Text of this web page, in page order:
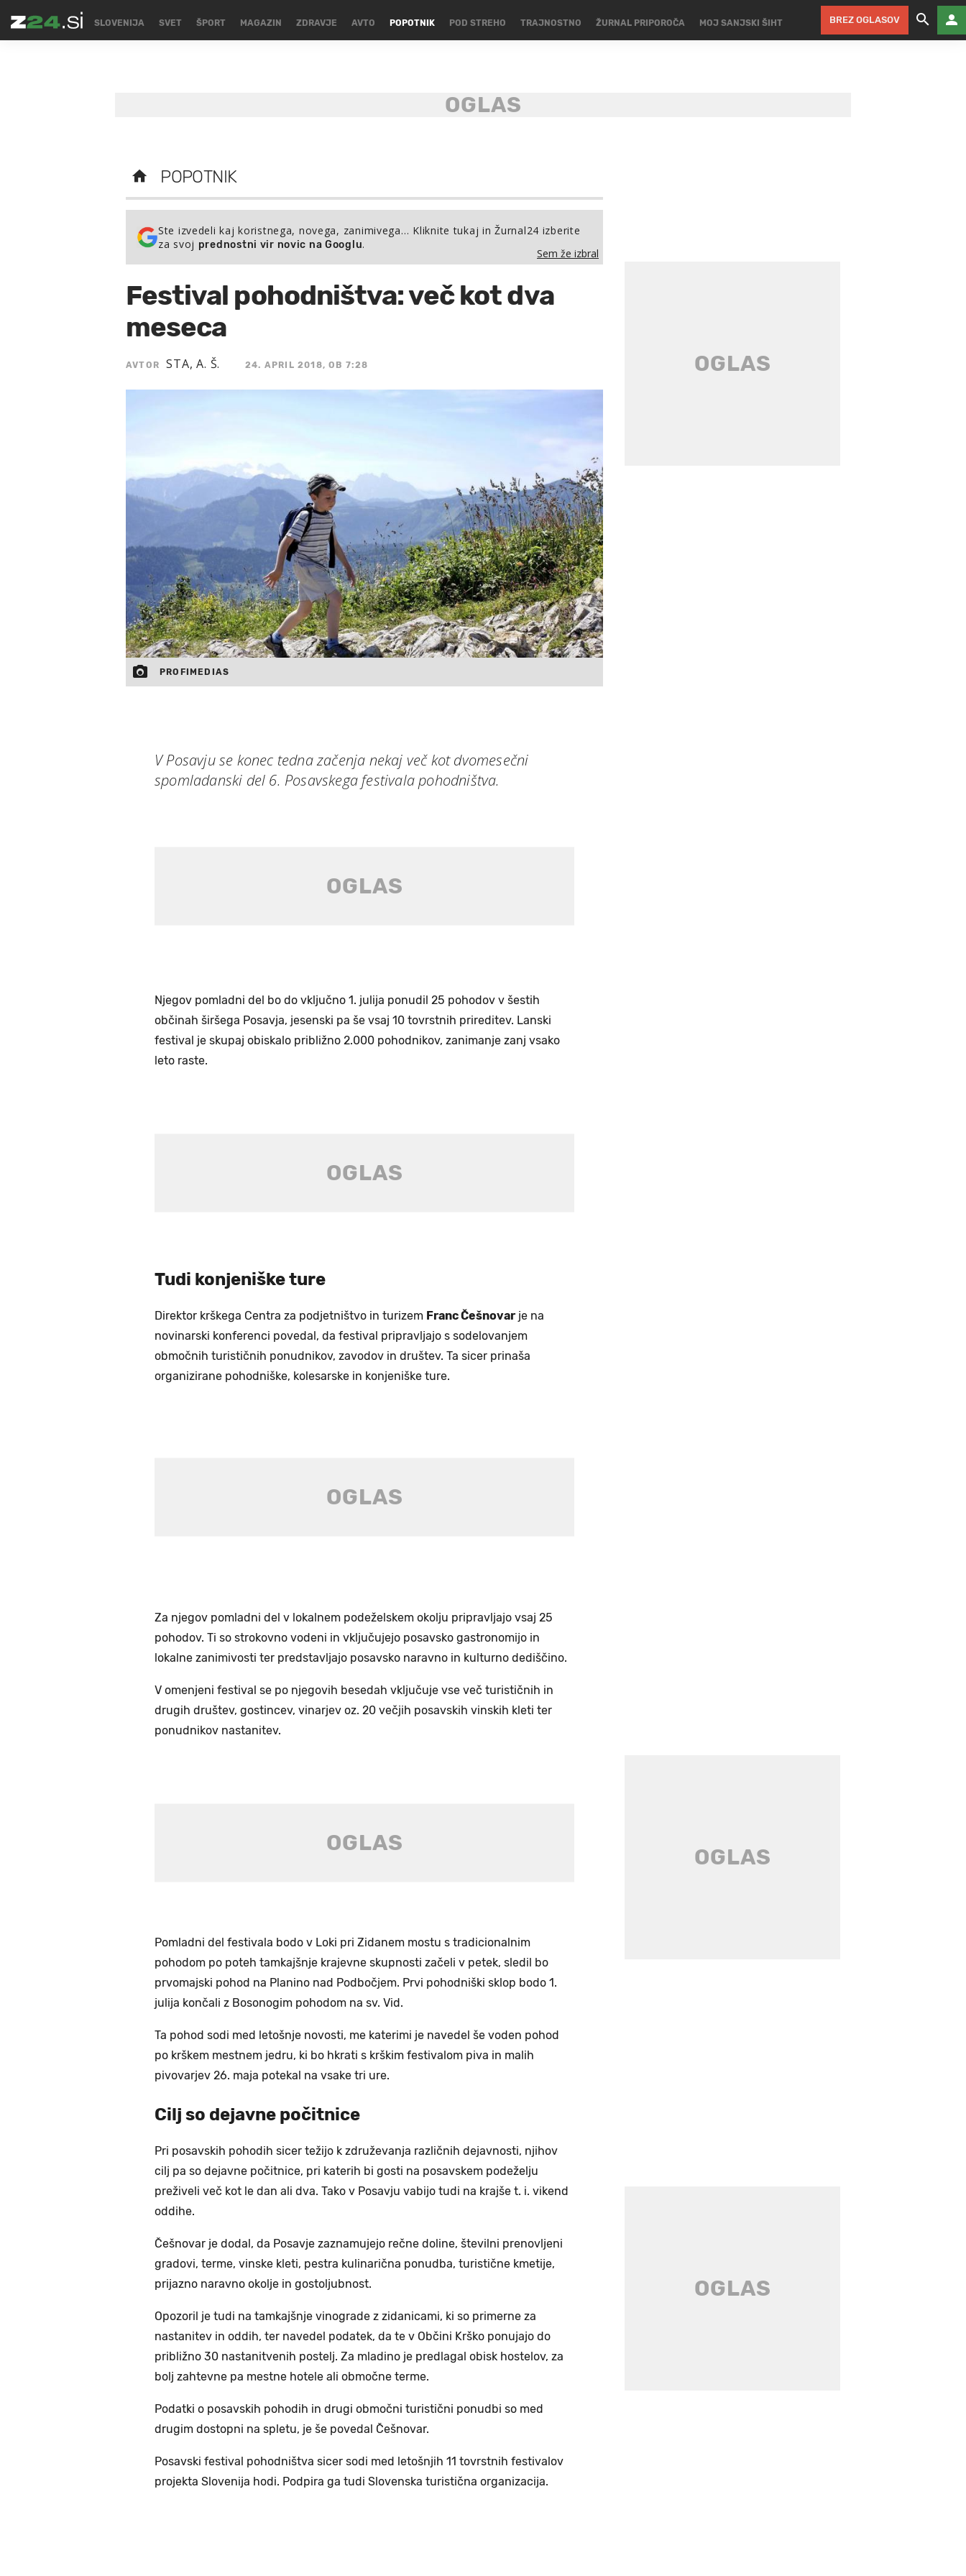
SLOVENIJA SVET ŠPORT MAGAZIN ZDRAVJE AVTO POPOTNIK POD STREHO TRAJNOSTNO ŽURNAL PRIPOROČA MOJ SANJSKI ŠIHT BREZ OGLASOV
POPOTNIK
Ste izvedeli kaj koristnega, novega, zanimivega… Kliknite tukaj in Žurnal24 izberite
za svoj prednostni vir novic na Googlu.
Sem že izbral
Festival pohodništva: več kot dva
meseca
AVTOR STA, A. Š. 24. APRIL 2018, OB 7:28
PROFIMEDIAS
V Posavju se konec tedna začenja nekaj več kot dvomesečni
spomladanski del 6. Posavskega festivala pohodništva.
Njegov pomladni del bo do vključno 1. julija ponudil 25 pohodov v šestih
občinah širšega Posavja, jesenski pa še vsaj 10 tovrstnih prireditev. Lanski
festival je skupaj obiskalo približno 2.000 pohodnikov, zanimanje zanj vsako
leto raste.
Tudi konjeniške ture
Direktor krškega Centra za podjetništvo in turizem Franc Češnovar je na
novinarski konferenci povedal, da festival pripravljajo s sodelovanjem
območnih turističnih ponudnikov, zavodov in društev. Ta sicer prinaša
organizirane pohodniške, kolesarske in konjeniške ture.
Za njegov pomladni del v lokalnem podeželskem okolju pripravljajo vsaj 25
pohodov. Ti so strokovno vodeni in vključujejo posavsko gastronomijo in
lokalne zanimivosti ter predstavljajo posavsko naravno in kulturno dediščino.
V omenjeni festival se po njegovih besedah vključuje vse več turističnih in
drugih društev, gostincev, vinarjev oz. 20 večjih posavskih vinskih kleti ter
ponudnikov nastanitev.
Pomladni del festivala bodo v Loki pri Zidanem mostu s tradicionalnim
pohodom po poteh tamkajšnje krajevne skupnosti začeli v petek, sledil bo
prvomajski pohod na Planino nad Podbočjem. Prvi pohodniški sklop bodo 1.
julija končali z Bosonogim pohodom na sv. Vid.
Ta pohod sodi med letošnje novosti, me katerimi je navedel še voden pohod
po krškem mestnem jedru, ki bo hkrati s krškim festivalom piva in malih
pivovarjev 26. maja potekal na vsake tri ure.
Cilj so dejavne počitnice
Pri posavskih pohodih sicer težijo k združevanja različnih dejavnosti, njihov
cilj pa so dejavne počitnice, pri katerih bi gosti na posavskem podeželju
preživeli več kot le dan ali dva. Tako v Posavju vabijo tudi na krajše t. i. vikend
oddihe.
Češnovar je dodal, da Posavje zaznamujejo rečne doline, številni prenovljeni
gradovi, terme, vinske kleti, pestra kulinarična ponudba, turistične kmetije,
prijazno naravno okolje in gostoljubnost.
Opozoril je tudi na tamkajšnje vinograde z zidanicami, ki so primerne za
nastanitev in oddih, ter navedel podatek, da te v Občini Krško ponujajo do
približno 30 nastanitvenih postelj. Za mladino je predlagal obisk hostelov, za
bolj zahtevne pa mestne hotele ali območne terme.
Podatki o posavskih pohodih in drugi območni turistični ponudbi so med
drugim dostopni na spletu, je še povedal Češnovar.
Posavski festival pohodništva sicer sodi med letošnjih 11 tovrstnih festivalov
projekta Slovenija hodi. Podpira ga tudi Slovenska turistična organizacija.